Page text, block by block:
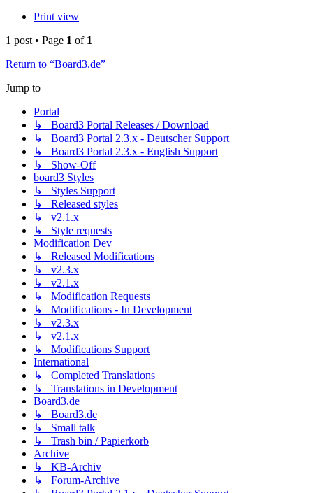
Print view
1 post • Page 1 of 1
Return to “Board3.de”
Jump to
Portal
↳ Board3 Portal Releases / Download
↳ Board3 Portal 2.3.x - Deutscher Support
↳ Board3 Portal 2.3.x - English Support
↳ Show-Off
board3 Styles
↳ Styles Support
↳ Released styles
↳ v2.1.x
↳ Style requests
Modification Dev
↳ Released Modifications
↳ v2.3.x
↳ v2.1.x
↳ Modification Requests
↳ Modifications - In Development
↳ v2.3.x
↳ v2.1.x
↳ Modifications Support
International
↳ Completed Translations
↳ Translations in Development
Board3.de
↳ Board3.de
↳ Small talk
↳ Trash bin / Papierkorb
Archive
↳ KB-Archiv
↳ Forum-Archive